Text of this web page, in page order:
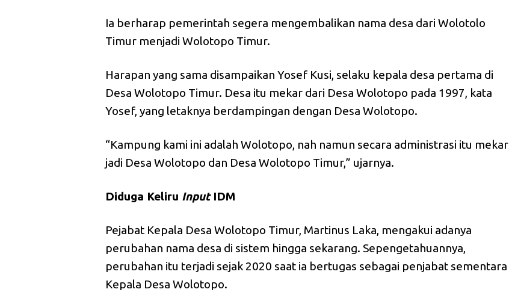
Ia berharap pemerintah segera mengembalikan nama desa dari Wolotolo
Timur menjadi Wolotopo Timur.
Harapan yang sama disampaikan Yosef Kusi, selaku kepala desa pertama di
Desa Wolotopo Timur. Desa itu mekar dari Desa Wolotopo pada 1997, kata
Yosef, yang letaknya berdampingan dengan Desa Wolotopo.
“Kampung kami ini adalah Wolotopo, nah namun secara administrasi itu mekar
jadi Desa Wolotopo dan Desa Wolotopo Timur,” ujarnya.
Diduga Keliru Input IDM
Pejabat Kepala Desa Wolotopo Timur, Martinus Laka, mengakui adanya
perubahan nama desa di sistem hingga sekarang. Sepengetahuannya,
perubahan itu terjadi sejak 2020 saat ia bertugas sebagai penjabat sementara
Kepala Desa Wolotopo.